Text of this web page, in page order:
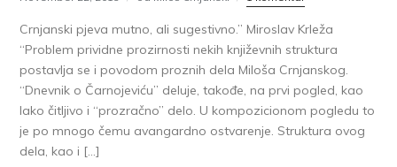
Crnjanski pjeva mutno, ali sugestivno.” Miroslav Krleža
“Problem prividne prozirnosti nekih književnih struktura
postavlja se i povodom proznih dela Miloša Crnjanskog.
“Dnevnik o Čarnojeviću” deluje, takođe, na prvi pogled, kao
lako čitljivo i “prozračno” delo. U kompozicionom pogledu to
je po mnogo čemu avangardno ostvarenje. Struktura ovog
dela, kao i […]